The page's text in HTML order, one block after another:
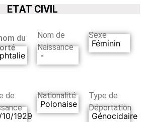
ETAT CIVIL
du
Nom de
Naissance
-
Sexe
Féminin
de
1929
Nationalité
Polonaise
Type de
Déportation
Génocidaire